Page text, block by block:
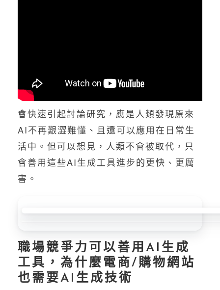
會快速引起討論研究，應是人類發現原來
AI不再艱澀難懂、且還可以應用在日常生
活中。但可以想見，人類不會被取代，只
會善用這些AI生成工具進步的更快、更厲
害。
職場競爭力可以善用AI生成
工具，為什麼電商/購物網站
也需要AI生成技術